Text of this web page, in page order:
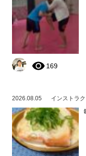
169
2026.08.05 インストラ